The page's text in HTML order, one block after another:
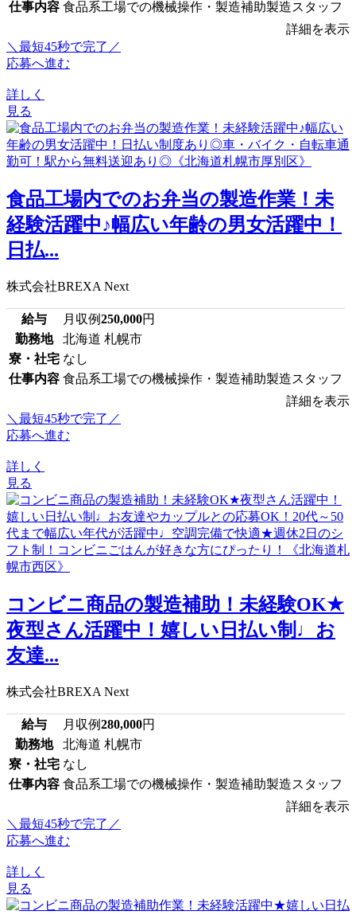
仕事内容 食品系工場での機械操作・製造補助製造スタッフ
詳細を表示
＼最短45秒で完了／
応募へ進む
詳しく
見る
食品工場内でのお弁当の製造作業！未
経験活躍中♪幅広い年齢の男女活躍中！
日払...
株式会社BREXA Next
給与 月収例250,000円
勤務地
北海道 札幌市
寮・社宅 なし
仕事内容 食品系工場での機械操作・製造補助製造スタッフ
詳細を表示
＼最短45秒で完了／
応募へ進む
詳しく
見る
コンビニ商品の製造補助！未経験OK★
夜型さん活躍中！嬉しい日払い制♩お
友達...
株式会社BREXA Next
給与 月収例280,000円
勤務地
北海道 札幌市
寮・社宅 なし
仕事内容 食品系工場での機械操作・製造補助製造スタッフ
詳細を表示
＼最短45秒で完了／
応募へ進む
詳しく
見る